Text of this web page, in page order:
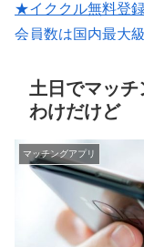
★イククル無料登録
会員数は国内最大
紹介型マッチング
土日でマッ
わけだけど
マッチングアプリ